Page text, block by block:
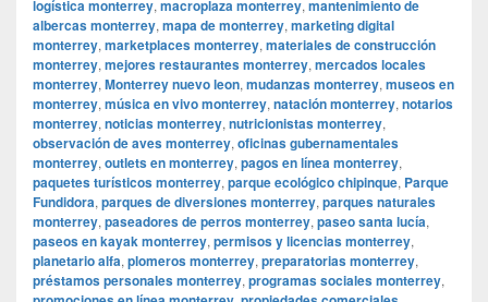
logística monterrey, macroplaza monterrey, mantenimiento de
albercas monterrey, mapa de monterrey, marketing digital
monterrey, marketplaces monterrey, materiales de construcción
monterrey, mejores restaurantes monterrey, mercados locales
monterrey, Monterrey nuevo leon, mudanzas monterrey, museos en
monterrey, música en vivo monterrey, natación monterrey, notarios
monterrey, noticias monterrey, nutricionistas monterrey,
observación de aves monterrey, oficinas gubernamentales
monterrey, outlets en monterrey, pagos en línea monterrey,
paquetes turísticos monterrey, parque ecológico chipinque, Parque
Fundidora, parques de diversiones monterrey, parques naturales
monterrey, paseadores de perros monterrey, paseo santa lucía,
paseos en kayak monterrey, permisos y licencias monterrey,
planetario alfa, plomeros monterrey, preparatorias monterrey,
préstamos personales monterrey, programas sociales monterrey,